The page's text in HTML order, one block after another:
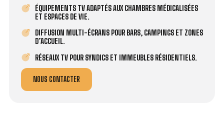
ÉQUIPEMENTS TV ADAPTÉS AUX CHAMBRES MÉDICALISÉES
ET ESPACES DE VIE.
DIFFUSION MULTI-ÉCRANS POUR BARS, CAMPINGS ET ZONES
D’ACCUEIL.
RÉSEAUX TV POUR SYNDICS ET IMMEUBLES RÉSIDENTIELS.
NOUS CONTACTER